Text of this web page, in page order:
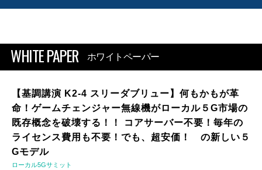
WHITE PAPER ホワイトペーパー
【基調講演 K2-4 スリーダブリュー】何もかもが革
命！ゲームチェンジャー無線機がローカル５G市場の
既存概念を破壊する！！ コアサーバー不要！毎年の
ライセンス費用も不要！でも、超安価！ の新しい５
Gモデル
ローカル5Gサミット